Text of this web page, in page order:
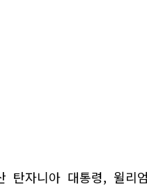
탄자니아 대통령, 윌리